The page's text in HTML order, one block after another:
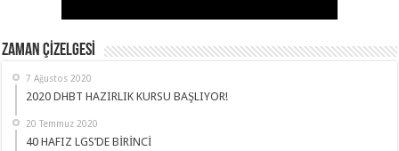
ZAMAN ÇİZELGESİ
7 Ağustos 2020
2020 DHBT HAZIRLIK KURSU BAŞLIYOR!
20 Temmuz 2020
40 HAFIZ LGS’DE BİRİNCİ